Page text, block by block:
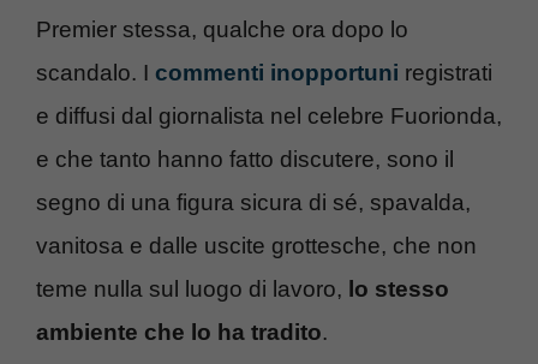
Premier stessa, qualche ora dopo lo
scandalo. I commenti inopportuni registrati
e diffusi dal giornalista nel celebre Fuorionda,
e che tanto hanno fatto discutere, sono il
segno di una figura sicura di sé, spavalda,
vanitosa e dalle uscite grottesche, che non
teme nulla sul luogo di lavoro, lo stesso
ambiente che lo ha tradito.